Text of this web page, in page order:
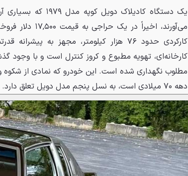
یک دستگاه کادیلاک
می‌آورند،
کارخانه‌ای، تهویه مطبوع و کروز کنترل است و با
مطلوب نگهداری شده است. این خودرو که نمادی از شکوه
دهه ۷۰ میلادی است، به نسل پنجم مدل دویل تعلق دارد.